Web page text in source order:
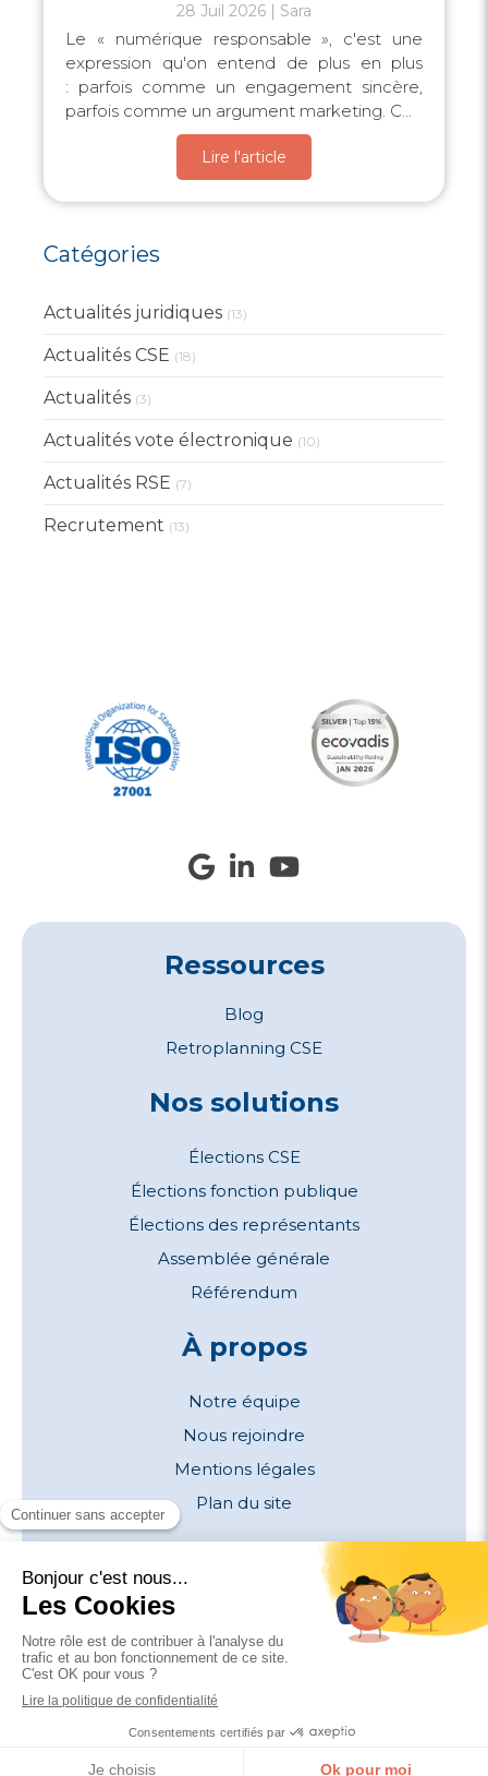
28 Juil 2026 Sara
Le « numérique responsable », c'est une
expression qu'on entend de plus en plus
: parfois comme un engagement sincère,
parfois comme un argument marketing. C...
Lire l'article
Catégories
Actualités juridiques (13)
Actualités CSE (18)
Actualités (3)
Actualités vote électronique (10)
Actualités RSE (7)
Recrutement (13)
Ressources
Blog
Retroplanning CSE
Nos solutions
Élections CSE
Élections fonction publique
Élections des représentants
Assemblée générale
Référendum
À propos
Notre équipe
Nous rejoindre
Mentions légales
Plan du site
Contactez-nous
contact@kercia.com
01 83 62 54 79